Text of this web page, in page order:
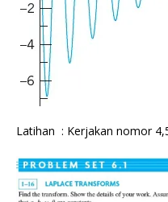
Latihan : Kerjakan nomor